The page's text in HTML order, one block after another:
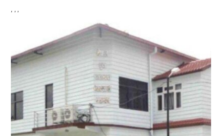
, , ,